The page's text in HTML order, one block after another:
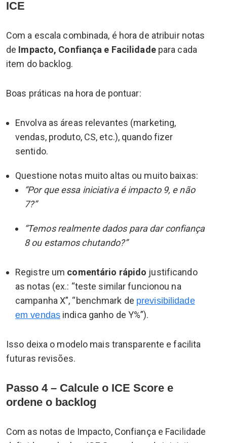
ICE
Com a escala combinada, é hora de atribuir notas
de Impacto, Confiança e Facilidadepara cada
item do backlog.
Boas práticas na hora de pontuar:
Envolva as áreas relevantes (marketing,
vendas, produto, CS, etc.), quando fizer
sentido.
Questione notas muito altas ou muito baixas:
“Por que essa iniciativa é impacto 9, e não
7?”
“Temos realmente dados para dar confiança
8 ou estamos chutando?”
Registre um comentário rápido justificando
as notas (ex.: “teste similar funcionou na
campanha X”, “benchmark de previsibilidade
em vendas indica ganho de Y%”).
Isso deixa o modelo mais transparente e facilita
futuras revisões.
Passo 4 – Calcule o ICE Score e
ordene o backlog
Com as notas de Impacto, Confiança e Facilidade